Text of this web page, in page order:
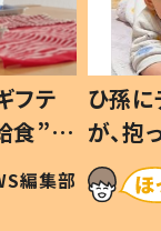
フテ
食”を
の親
編集部
ひ孫
が、
「涙が
い」